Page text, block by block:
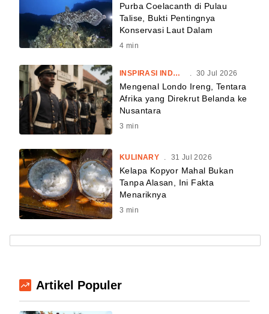
Purba Coelacanth di Pulau
Talise, Bukti Pentingnya
Konservasi Laut Dalam
4 min
INSPIRASI INDONESIA . 30 Jul 2026
Mengenal Londo Ireng, Tentara
Afrika yang Direkrut Belanda ke
Nusantara
3 min
KULINARY . 31 Jul 2026
Kelapa Kopyor Mahal Bukan
Tanpa Alasan, Ini Fakta
Menariknya
3 min
Artikel Populer